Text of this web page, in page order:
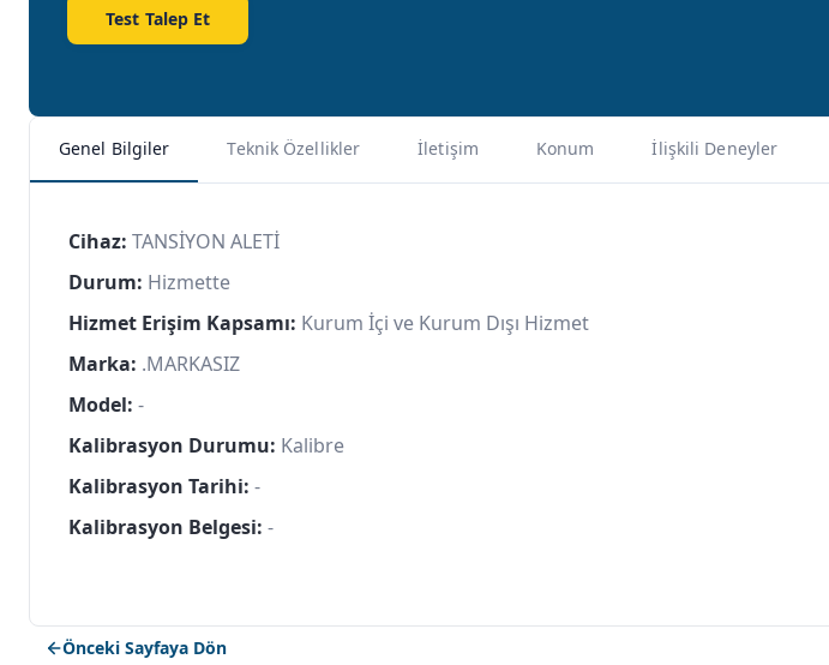
Test Talep Et
Genel Bilgiler Teknik Özellikler İletişim Konum İlişkili Deneyler
Cihaz: TANSİYON ALETİ
Durum: Hizmette
Hizmet Erişim Kapsamı: Kurum İçi ve Kurum Dışı Hizmet
Marka: .MARKASIZ
Model: -
Kalibrasyon Durumu: Kalibre
Kalibrasyon Tarihi: -
Kalibrasyon Belgesi: -
Önceki Sayfaya Dön